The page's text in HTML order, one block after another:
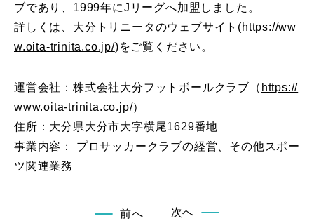
ブであり、1999年にJリーグへ加盟しました。
詳しくは、大分トリニータのウェブサイト(https://ww
w.oita-trinita.co.jp/)をご覧ください。
運営会社：株式会社大分フットボールクラブ（ https://
www.oita-trinita.co.jp/）
住所：大分県大分市大字横尾1629番地
事業内容： プロサッカークラブの経営、その他スポー
ツ関連業務
前へ 次へ